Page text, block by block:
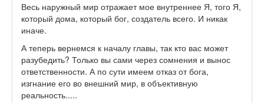
Весь наружный мир отражает мое внутреннее Я, того Я,
который дома, который бог, создатель всего. И никак
иначе.
А теперь вернемся к началу главы, так кто вас может
разубедить? Только вы сами через сомнения и вынос
ответственности. А по сути имеем отказ от бога,
изгнание его во внешний мир, в объективную
реальность.....